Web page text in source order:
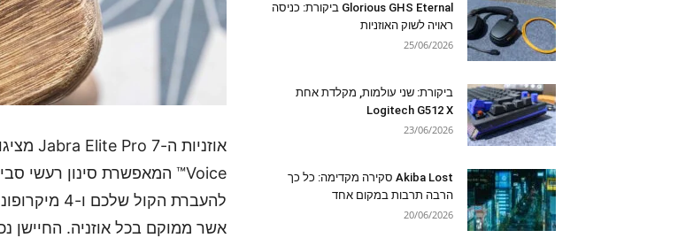
אשר ממוקם בכל אוזניה. החיישן
Glorious GHS Eternal ביקורת: כניסה
ראויה לשוק האוזניות
25/06/2026
ביקורת: שני עולמות, מקלדת אחת
Logitech G512 X
23/06/2026
Akiba Lost סקירה מקדימה: כל כך
הרבה תרבות במקום אחד
20/06/2026